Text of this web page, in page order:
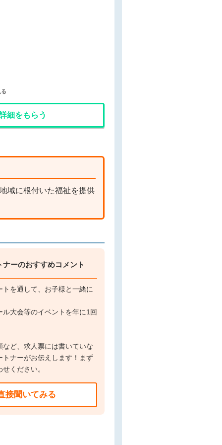
細をもらう
域に根付いた福祉を提供
ーのおすすめコメント
を通して、お子様と一緒に
大会等のイベントを年に1回
ど、求人票には書いていな
トナーがお伝えします！まず
ください。
接聞いてみる